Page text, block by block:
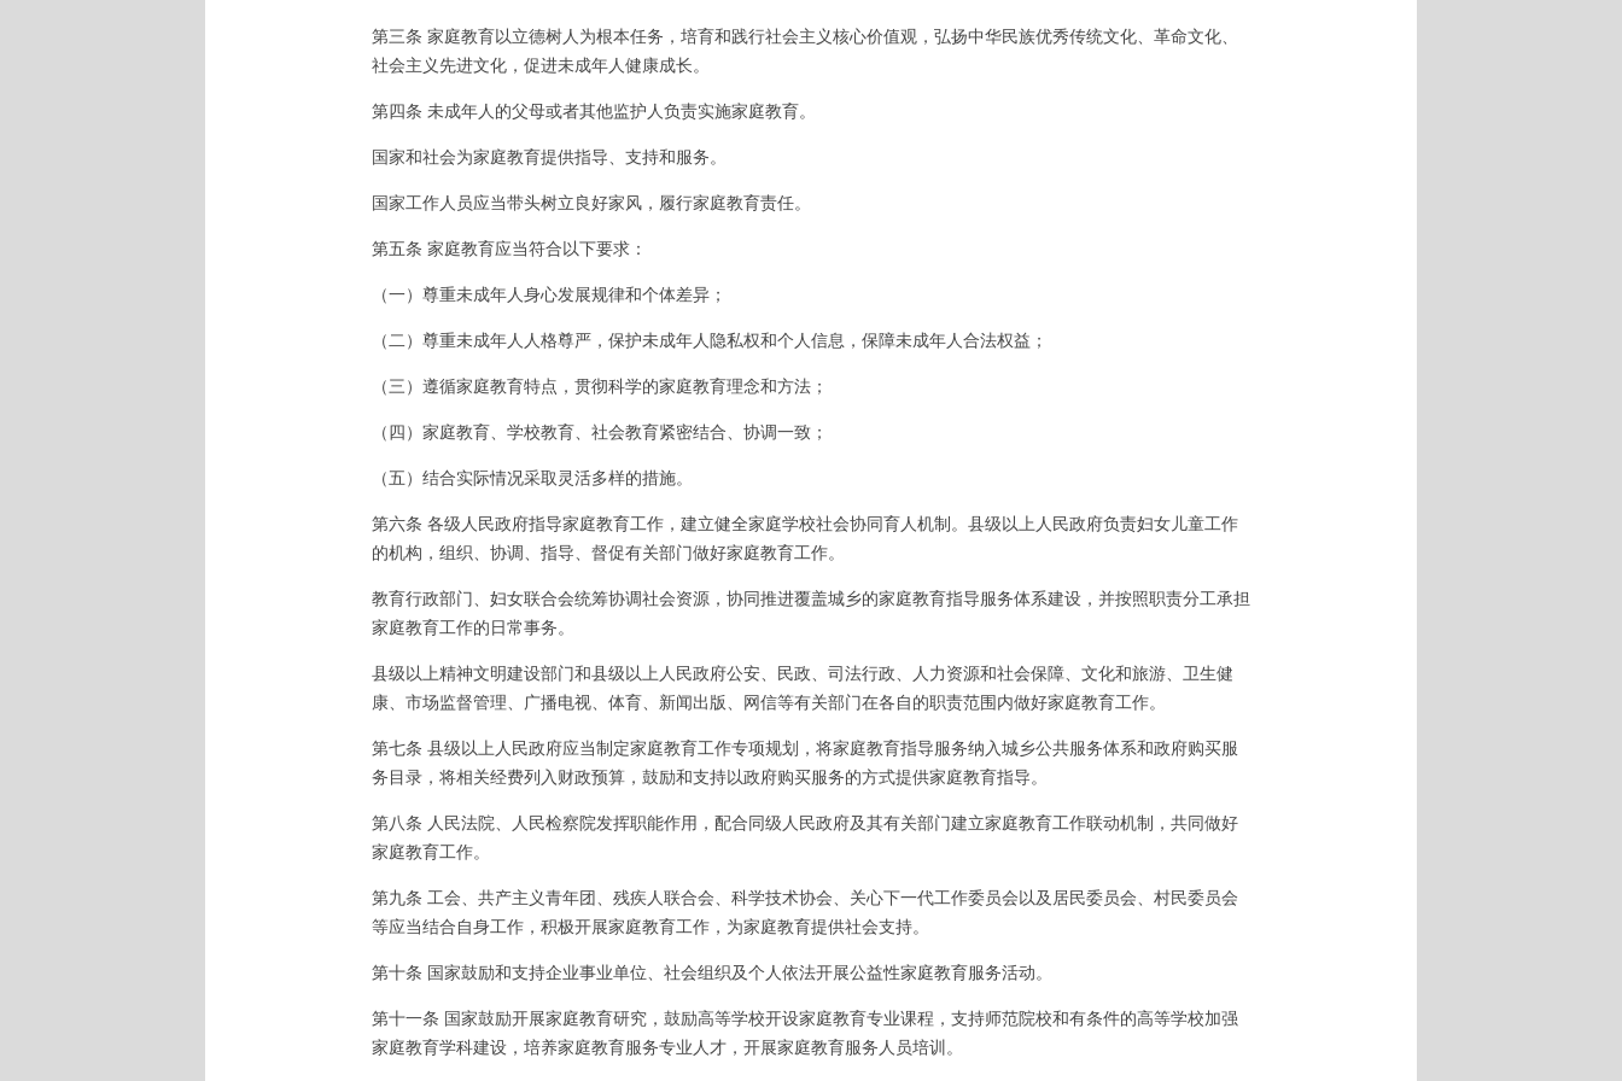
第三条 家庭教育以立德树人为根本任务，培育和践行社会主义核心价值观，弘扬中华民族优秀传统文化、革命文化、
社会主义先进文化，促进未成年人健康成长。
第四条 未成年人的父母或者其他监护人负责实施家庭教育。
国家和社会为家庭教育提供指导、支持和服务。
国家工作人员应当带头树立良好家风，履行家庭教育责任。
第五条 家庭教育应当符合以下要求：
（一）尊重未成年人身心发展规律和个体差异；
（二）尊重未成年人人格尊严，保护未成年人隐私权和个人信息，保障未成年人合法权益；
（三）遵循家庭教育特点，贯彻科学的家庭教育理念和方法；
（四）家庭教育、学校教育、社会教育紧密结合、协调一致；
（五）结合实际情况采取灵活多样的措施。
第六条 各级人民政府指导家庭教育工作，建立健全家庭学校社会协同育人机制。县级以上人民政府负责妇女儿童工作
的机构，组织、协调、指导、督促有关部门做好家庭教育工作。
教育行政部门、妇女联合会统筹协调社会资源，协同推进覆盖城乡的家庭教育指导服务体系建设，并按照职责分工承担
家庭教育工作的日常事务。
县级以上精神文明建设部门和县级以上人民政府公安、民政、司法行政、人力资源和社会保障、文化和旅游、卫生健
康、市场监督管理、广播电视、体育、新闻出版、网信等有关部门在各自的职责范围内做好家庭教育工作。
第七条 县级以上人民政府应当制定家庭教育工作专项规划，将家庭教育指导服务纳入城乡公共服务体系和政府购买服
务目录，将相关经费列入财政预算，鼓励和支持以政府购买服务的方式提供家庭教育指导。
第八条 人民法院、人民检察院发挥职能作用，配合同级人民政府及其有关部门建立家庭教育工作联动机制，共同做好
家庭教育工作。
第九条 工会、共产主义青年团、残疾人联合会、科学技术协会、关心下一代工作委员会以及居民委员会、村民委员会
等应当结合自身工作，积极开展家庭教育工作，为家庭教育提供社会支持。
第十条 国家鼓励和支持企业事业单位、社会组织及个人依法开展公益性家庭教育服务活动。
第十一条 国家鼓励开展家庭教育研究，鼓励高等学校开设家庭教育专业课程，支持师范院校和有条件的高等学校加强
家庭教育学科建设，培养家庭教育服务专业人才，开展家庭教育服务人员培训。